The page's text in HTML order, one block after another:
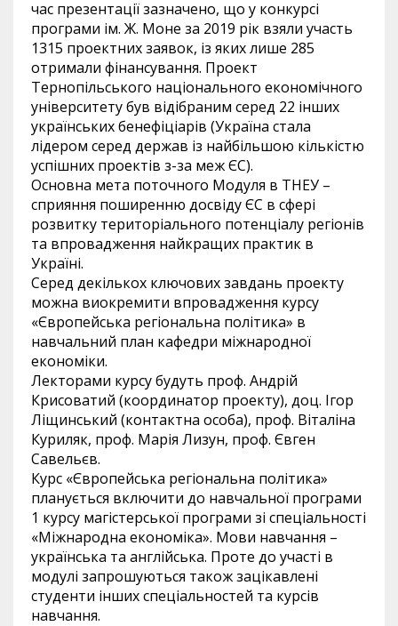
час презентації зазначено, що у конкурсі
програми ім. Ж. Моне за 2019 рік взяли участь
1315 проектних заявок, із яких лише 285
отримали фінансування. Проект
Тернопільського національного економічного
університету був відібраним серед 22 інших
українських бенефіціарів (Україна стала
лідером серед держав із найбільшою кількістю
успішних проектів з-за меж ЄС).
Основна мета поточного Модуля в ТНЕУ –
сприяння поширенню досвіду ЄС в сфері
розвитку територіального потенціалу регіонів
та впровадження найкращих практик в
Україні.
Серед декількох ключових завдань проекту
можна виокремити впровадження курсу
«Європейська регіональна політика» в
навчальний план кафедри міжнародної
економіки.
Лекторами курсу будуть проф. Андрій
Крисоватий (координатор проекту), доц. Ігор
Ліщинський (контактна особа), проф. Віталіна
Куриляк, проф. Марія Лизун, проф. Євген
Савельєв.
Курс «Європейська регіональна політика»
планується включити до навчальної програми
1 курсу магістерської програми зі спеціальності
«Міжнародна економіка». Мови навчання –
українська та англійська. Проте до участі в
модулі запрошуються також зацікавлені
студенти інших спеціальностей та курсів
навчання.